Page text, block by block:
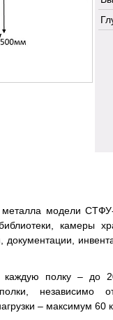
металла модели
камеры
документации,
каждую полку – до
независимо
– максимум 60